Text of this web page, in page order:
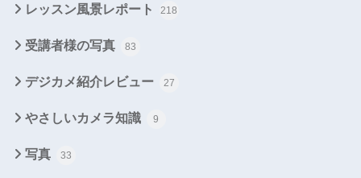
レッスン風景レポート 218
受講者様の写真 83
デジカメ紹介レビュー 27
やさしいカメラ知識 9
写真 33